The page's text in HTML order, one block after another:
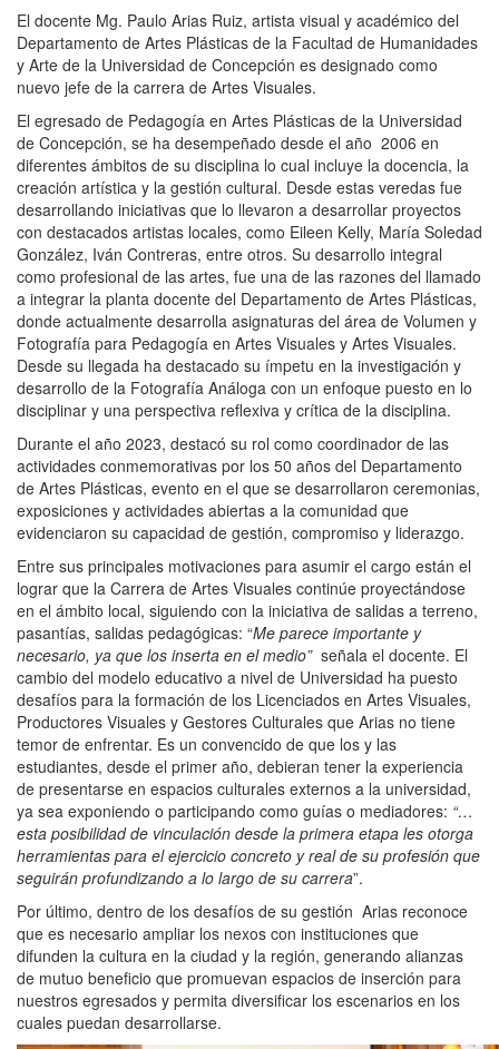
El docente Mg. Paulo Arias Ruiz, artista visual y académico del
Departamento de Artes Plásticas de la Facultad de Humanidades
y Arte de la Universidad de Concepción es designado como
nuevo jefe de la carrera de Artes Visuales.
El egresado de Pedagogía en Artes Plásticas de la Universidad
de Concepción, se ha desempeñado desde el año 2006 en
diferentes ámbitos de su disciplina lo cual incluye la docencia, la
creación artística y la gestión cultural. Desde estas veredas fue
desarrollando iniciativas que lo llevaron a desarrollar proyectos
con destacados artistas locales, como Eileen Kelly, María Soledad
González, Iván Contreras, entre otros. Su desarrollo integral
como profesional de las artes, fue una de las razones del llamado
a integrar la planta docente del Departamento de Artes Plásticas,
donde actualmente desarrolla asignaturas del área de Volumen y
Fotografía para Pedagogía en Artes Visuales y Artes Visuales.
Desde su llegada ha destacado su ímpetu en la investigación y
desarrollo de la Fotografía Análoga con un enfoque puesto en lo
disciplinar y una perspectiva reflexiva y crítica de la disciplina.
Durante el año 2023, destacó su rol como coordinador de las
actividades conmemorativas por los 50 años del Departamento
de Artes Plásticas, evento en el que se desarrollaron ceremonias,
exposiciones y actividades abiertas a la comunidad que
evidenciaron su capacidad de gestión, compromiso y liderazgo.
Entre sus principales motivaciones para asumir el cargo están el
lograr que la Carrera de Artes Visuales continúe proyectándose
en el ámbito local, siguiendo con la iniciativa de salidas a terreno,
pasantías, salidas pedagógicas: “Me parece importante y
necesario, ya que los inserta en el medio” señala el docente. El
cambio del modelo educativo a nivel de Universidad ha puesto
desafíos para la formación de los Licenciados en Artes Visuales,
Productores Visuales y Gestores Culturales que Arias no tiene
temor de enfrentar. Es un convencido de que los y las
estudiantes, desde el primer año, debieran tener la experiencia
de presentarse en espacios culturales externos a la universidad,
ya sea exponiendo o participando como guías o mediadores: “…
esta posibilidad de vinculación desde la primera etapa les otorga
herramientas para el ejercicio concreto y real de su profesión que
seguirán profundizando a lo largo de su carrera”.
Por último, dentro de los desafíos de su gestión Arias reconoce
que es necesario ampliar los nexos con instituciones que
difunden la cultura en la ciudad y la región, generando alianzas
de mutuo beneficio que promuevan espacios de inserción para
nuestros egresados y permita diversificar los escenarios en los
cuales puedan desarrollarse.